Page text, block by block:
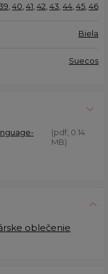
40 41 42 43 44 45 46
Biela
Suecos
(pdf, 0.14
MB)
oblečenie